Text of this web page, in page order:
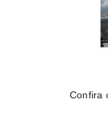
Confira